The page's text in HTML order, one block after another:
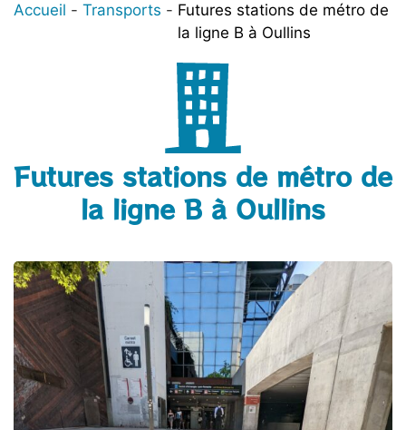
Accueil Transports
Futures stations de métro de
la ligne B à Oullins
Futures stations de métro de
la ligne B à Oullins